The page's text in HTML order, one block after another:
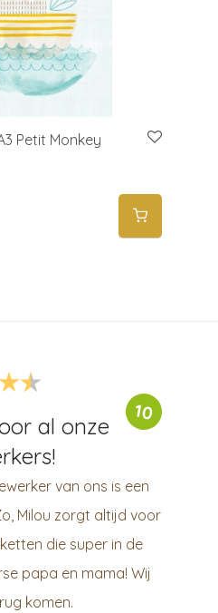
Petit Monkey
was: € 14,95.
10
al onze
van ons is een
Milou zorgt altijd voor
die super in de
papa en mama! Wij
komen.